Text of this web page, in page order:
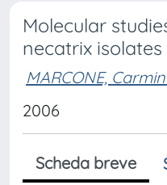
Molecular
necatrix
MARCONE,
2006
Scheda breve